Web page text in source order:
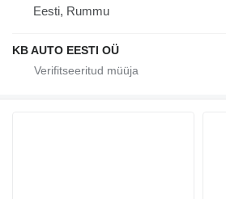
Eesti, Rummu
KB AUTO EESTI OÜ